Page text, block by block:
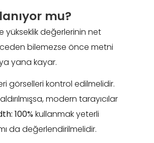
mu?
yükseklik değerlerinin net
bilemezse önce metni
yana kayar.
görselleri kontrol edilmelidir.
modern tarayıcılar
100% kullanmak yeterli
da değerlendirilmelidir.